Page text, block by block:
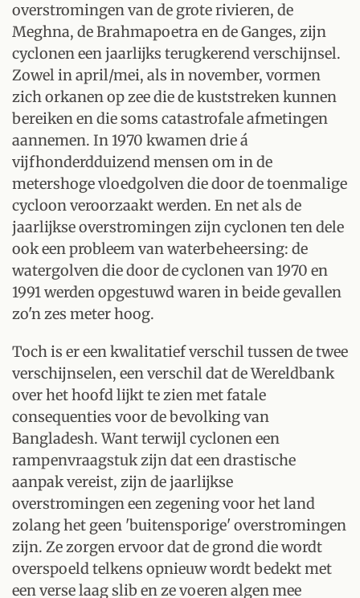
overstromingen van de grote rivieren, de
Meghna, de Brahmapoetra en de Ganges, zijn
cyclonen een jaarlijks terugkerend verschijnsel.
Zowel in april/mei, als in november, vormen
zich orkanen op zee die de kuststreken kunnen
bereiken en die soms catastrofale afmetingen
aannemen. In 1970 kwamen drie á
vijfhonderdduizend mensen om in de
metershoge vloedgolven die door de toenmalige
cycloon veroorzaakt werden. En net als de
jaarlijkse overstromingen zijn cyclonen ten dele
ook een probleem van waterbeheersing: de
watergolven die door de cyclonen van 1970 en
1991 werden opgestuwd waren in beide gevallen
zo'n zes meter hoog.
Toch is er een kwalitatief verschil tussen de twee
verschijnselen, een verschil dat de Wereldbank
over het hoofd lijkt te zien met fatale
consequenties voor de bevolking van
Bangladesh. Want terwijl cyclonen een
rampenvraagstuk zijn dat een drastische
aanpak vereist, zijn de jaarlijkse
overstromingen een zegening voor het land
zolang het geen 'buitensporige' overstromingen
zijn. Ze zorgen ervoor dat de grond die wordt
overspoeld telkens opnieuw wordt bedekt met
een verse laag slib en ze voeren algen mee